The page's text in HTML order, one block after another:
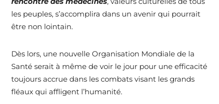
les peuples, s’accomplira dans un avenir qui pourrait
être non lointain.
Dès lors, une nouvelle Organisation Mondiale de la
Santé serait à même de voir le jour pour une efficacité
toujours accrue dans les combats visant les grands
fléaux qui affligent l’humanité.